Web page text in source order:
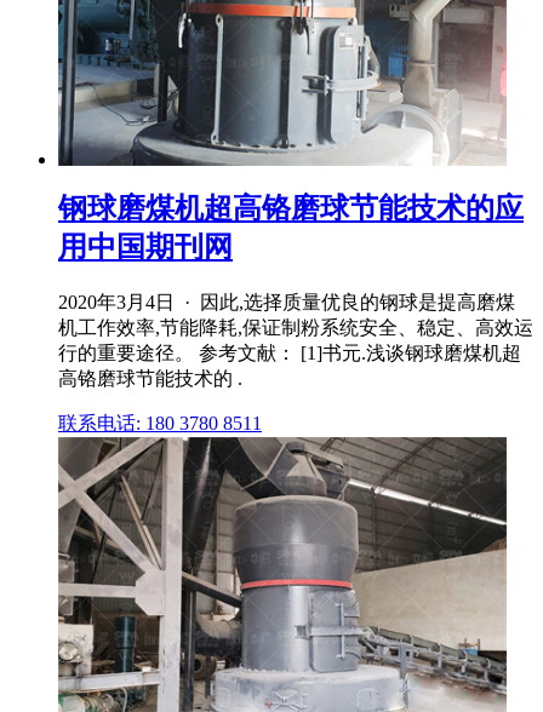
钢球磨煤机超高铬磨球节能技术的应
用中国期刊网
2020年3月4日 · 因此,选择质量优良的钢球是提高磨煤
机工作效率,节能降耗,保证制粉系统安全、稳定、高效运
行的重要途径。 参考文献： [1]书元.浅谈钢球磨煤机超
高铬磨球节能技术的 .
联系电话: 180 3780 8511